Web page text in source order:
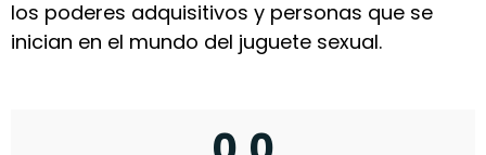
los poderes adquisitivos y personas que se
inician en el mundo del juguete sexual.